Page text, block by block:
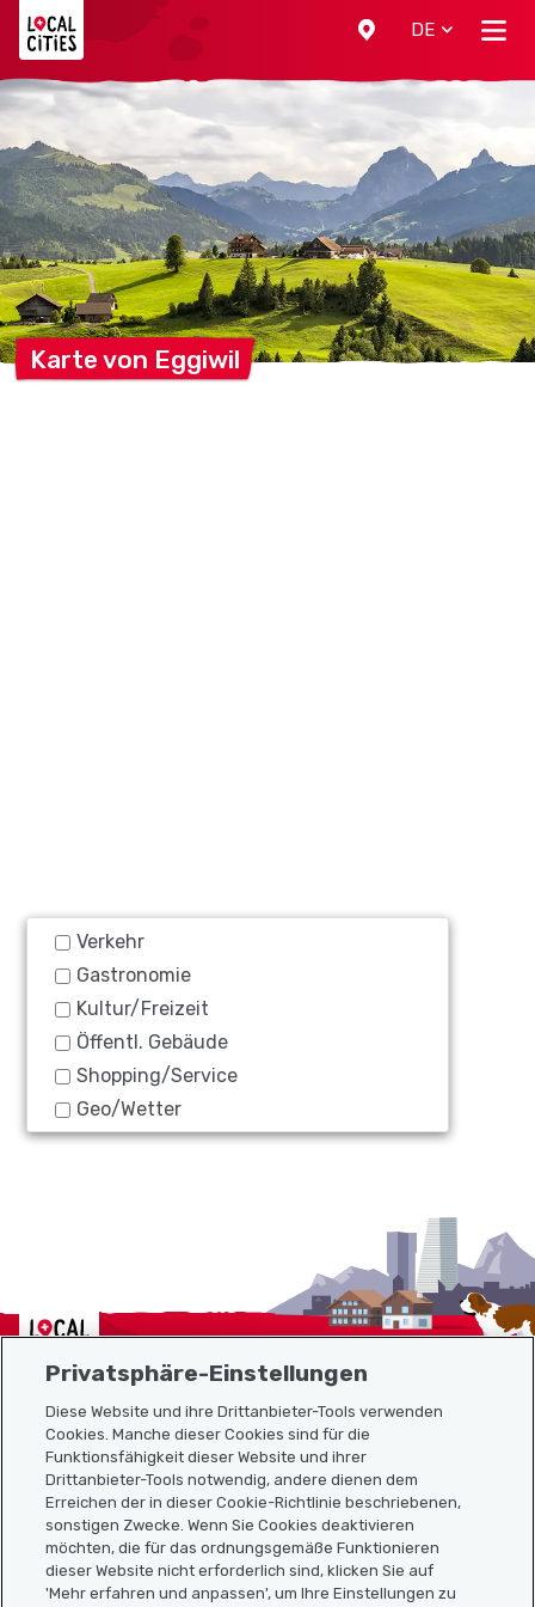
DE
Karte von Eggiwil
Verkehr
Gastronomie
Kultur/Freizeit
Öffentl. Gebäude
Shopping/Service
Geo/Wetter
Localcities
Sitemap
Nützliche Links
Localcities App herunterladen
Privatsphäre-Einstellungen
Diese Website und ihre Drittanbieter-Tools verwenden
Cookies. Manche dieser Cookies sind für die
Funktionsfähigkeit dieser Website und ihrer
Drittanbieter-Tools notwendig, andere dienen dem
Erreichen der in dieser Cookie-Richtlinie beschriebenen,
sonstigen Zwecke. Wenn Sie Cookies deaktivieren
möchten, die für das ordnungsgemäße Funktionieren
dieser Website nicht erforderlich sind, klicken Sie auf
'Mehr erfahren und anpassen', um Ihre Einstellungen zu